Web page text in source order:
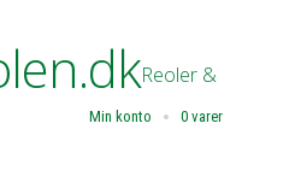
Min konto 0 varer
Reoler &